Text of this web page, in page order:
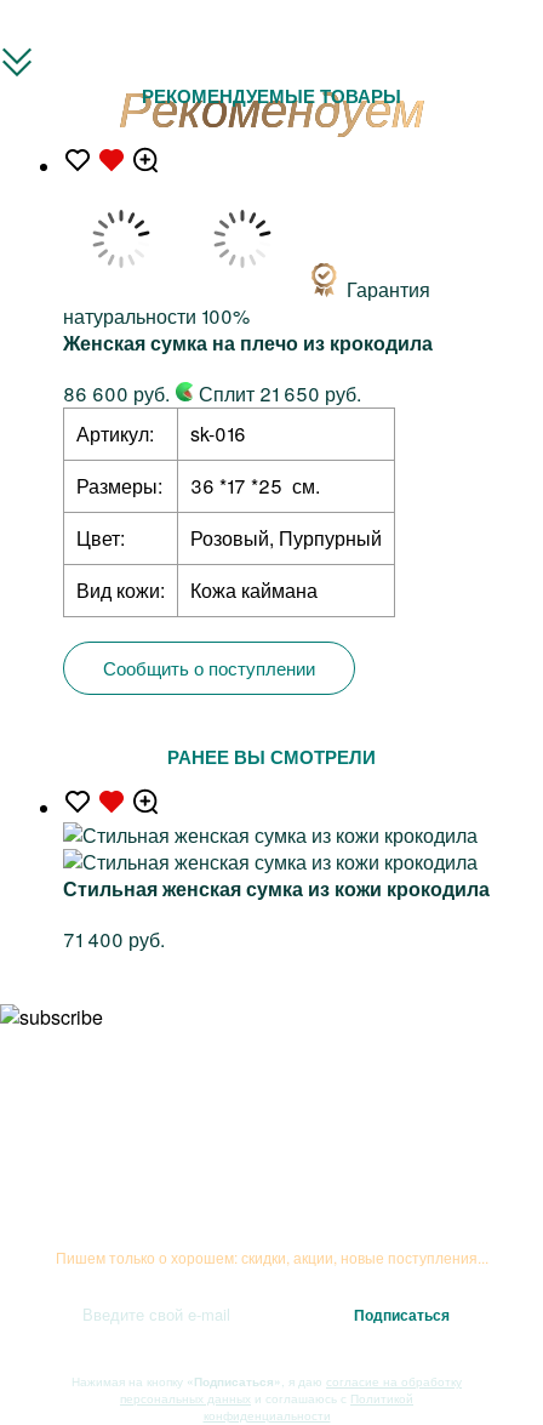
РЕКОМЕНДУЕМЫЕ ТОВАРЫ
Гарантия
натуральности 100%
Женская сумка на плечо из крокодила
86 600 руб.
Сплит 21 650 руб.
Артикул:
sk-016
Размеры:
36 *17 *25 см.
Цвет:
Розовый, Пурпурный
Вид кожи:
Кожа каймана
Сообщить о поступлении
РАНЕЕ ВЫ СМОТРЕЛИ
Стильная женская сумка из кожи крокодила
71 400 руб.
Пишем только о хорошем: скидки, акции, новые поступления...
Нажимая на кнопку «Подписаться» , я даю согласие на обработку
персональных данных и соглашаюсь с Политикой
конфиденциальности